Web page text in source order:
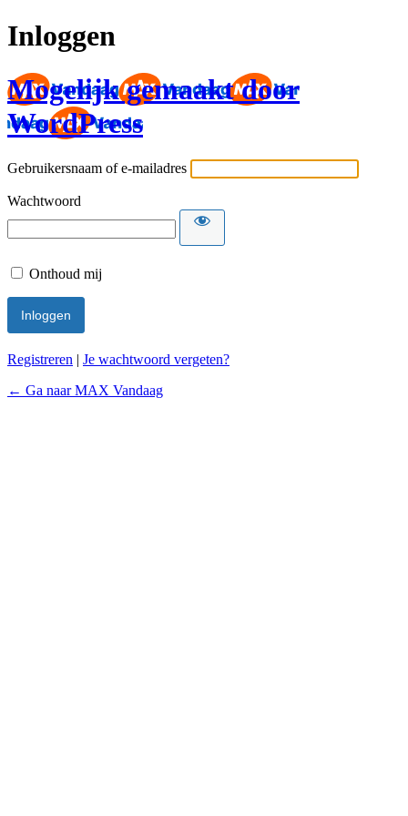
Inloggen
Mogelijk gemaakt door
WordPress
Gebruikersnaam of e-mailadres
Wachtwoord
Onthoud mij
Registreren | Je wachtwoord vergeten?
← Ga naar MAX Vandaag